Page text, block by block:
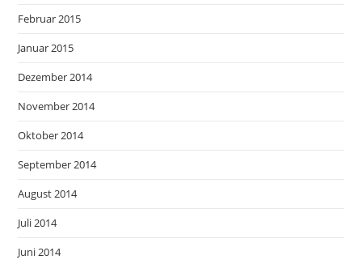
Februar 2015
Januar 2015
Dezember 2014
November 2014
Oktober 2014
September 2014
August 2014
Juli 2014
Juni 2014